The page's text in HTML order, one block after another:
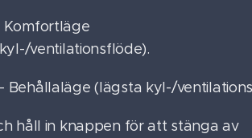
Komfortläge
ventilationsflöde).
Behållaläge (lägsta kyl-/
håll in knappen för att stänga av